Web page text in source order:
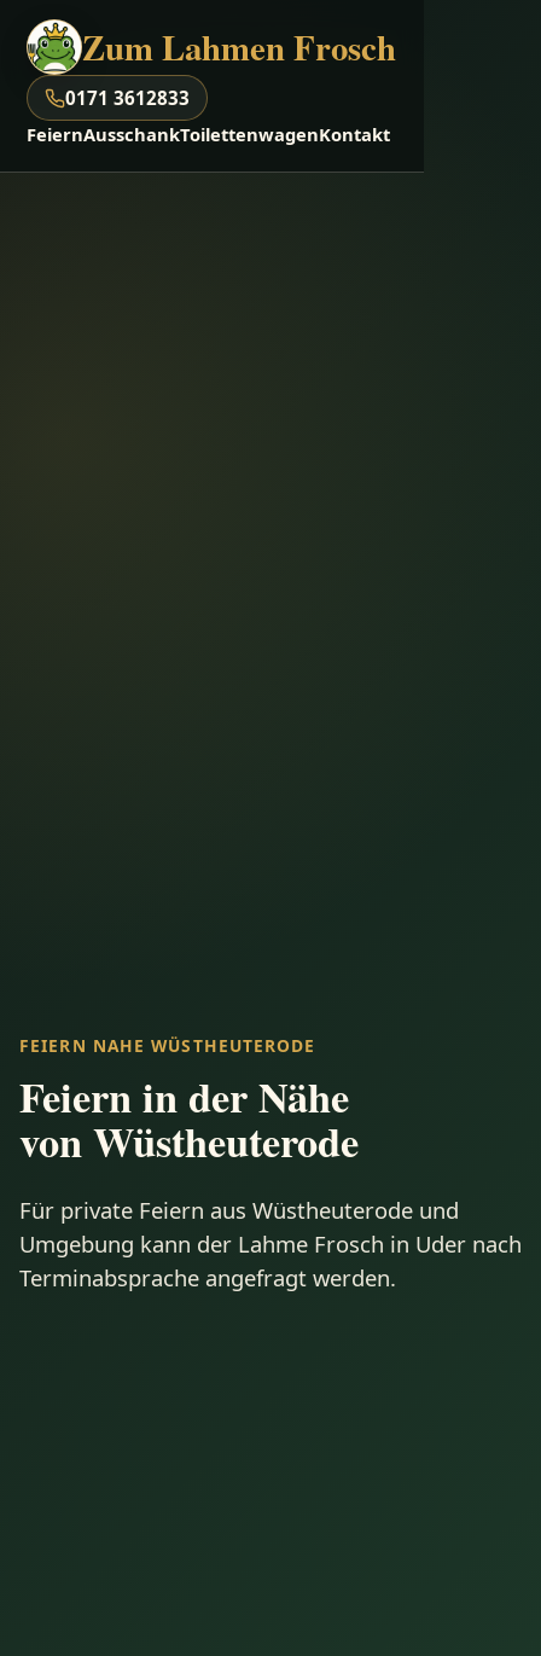
Zum Lahmen Frosch
0171 3612833
FeiernAusschankToilettenwagenKontakt
FEIERN NAHE WÜSTHEUTERODE
Feiern in der Nähe
von Wüstheuterode
Für private Feiern aus Wüstheuterode und
Umgebung kann der Lahme Frosch in Uder nach
Terminabsprache angefragt werden.